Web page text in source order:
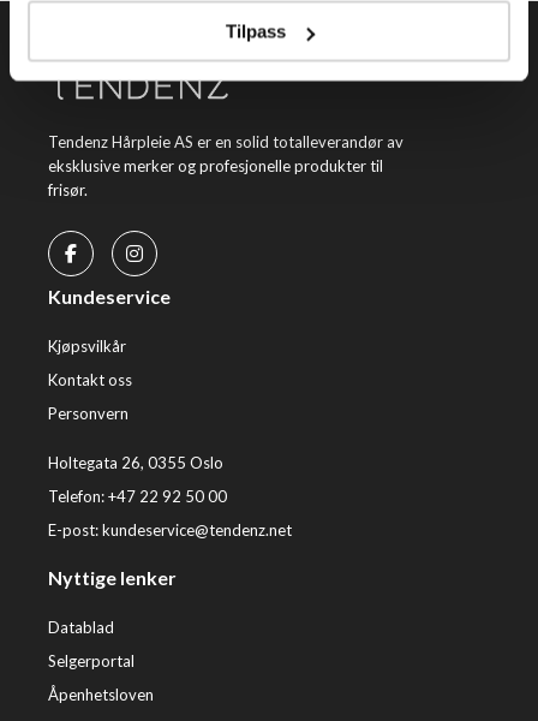
Tilpass
Tendenz Hårpleie AS er en solid totalleverandør av
eksklusive merker og profesjonelle produkter til
frisør.
Kundeservice
Kjøpsvilkår
Kontakt oss
Personvern
Holtegata 26, 0355 Oslo
Telefon: +47 22 92 50 00
E-post:kundeservice@tendenz.net
Nyttige lenker
Datablad
Selgerportal
Åpenhetsloven